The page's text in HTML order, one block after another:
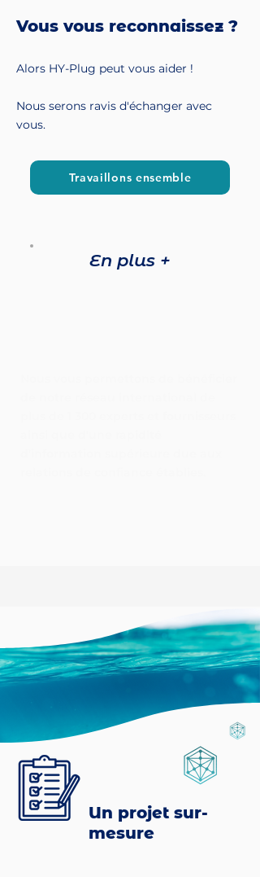
Vous vous reconnaissez ?
Alors HY-Plug peut vous aider !
Nous serons ravis d'échanger avec
vous.
Travaillons ensemble
En plus +
Un projet sur-
mesure